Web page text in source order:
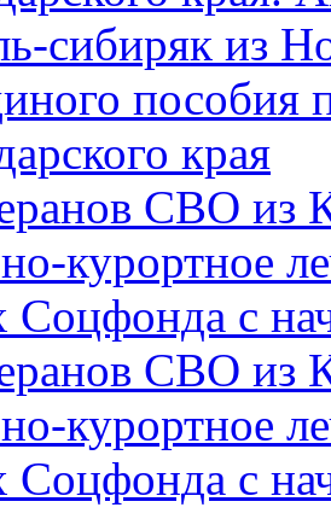
сибиряк из
пособия
края
СВО из
курортное
Соцфонда с
СВО из
курортное
Соцфонда с